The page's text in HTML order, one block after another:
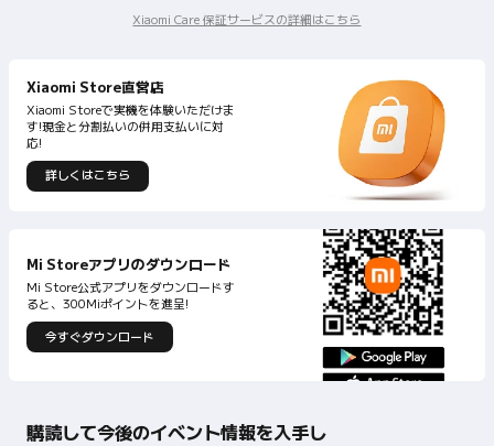
Xiaomi Care 保証サービスの詳細はこちら
Xiaomi Store直営店
Xiaomi Storeで実機を体験いただけま
す!現金と分割払いの併用支払いに対
応!
詳しくはこちら
Mi Store公式アプリをダウンロードす
今すぐダウンロード
購読して今後のイベント情報を入手し